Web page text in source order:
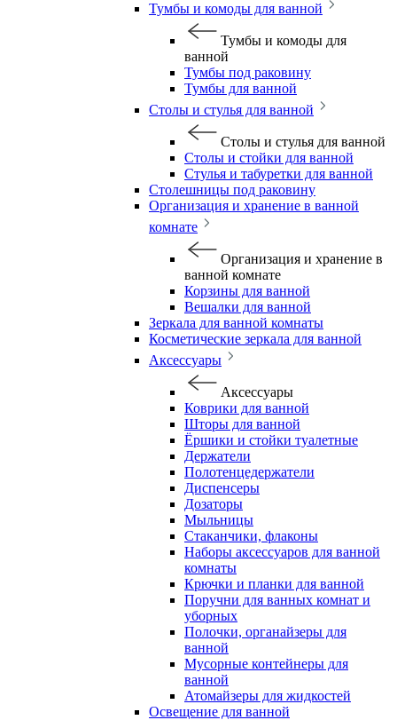
Тумбы и комоды для ванной
Тумбы и комоды для
ванной
Тумбы под раковину
Тумбы для ванной
Столы и стулья для ванной
Столы и стулья для ванной
Столы и стойки для ванной
Стулья и табуретки для ванной
Столешницы под раковину
Организация и хранение в ванной
комнате
Организация и хранение в
ванной комнате
Корзины для ванной
Вешалки для ванной
Зеркала для ванной комнаты
Косметические зеркала для ванной
Аксессуары
Аксессуары
Коврики для ванной
Шторы для ванной
Ёршики и стойки туалетные
Держатели
Полотенцедержатели
Диспенсеры
Дозаторы
Мыльницы
Стаканчики, флаконы
Наборы аксессуаров для ванной
комнаты
Крючки и планки для ванной
Поручни для ванных комнат и
уборных
Полочки, органайзеры для
ванной
Мусорные контейнеры для
ванной
Атомайзеры для жидкостей
Освещение для ванной